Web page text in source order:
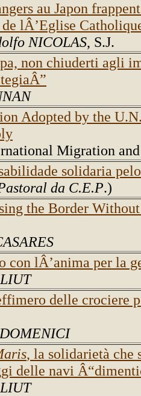
au Japon
lÂ’Eglise
NICOLAS, S.J.
non chiuderti agli
Adopted by the
Migration
solidaria
da C.E.P.)
the Border
con lÂ’anima per la
delle crociere
, la solidarietà che
delle navi